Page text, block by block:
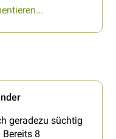
geradezu süchtig
8